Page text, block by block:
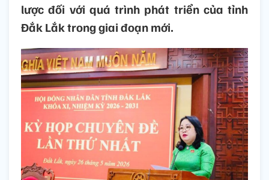
lược đối với quá trình phát triển của tỉnh
Đắk Lắk trong giai đoạn mới.